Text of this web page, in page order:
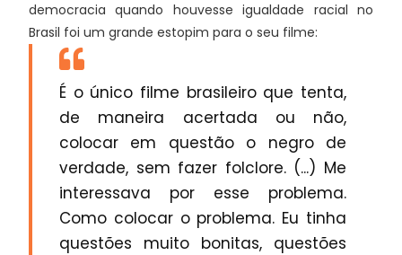
democracia quando houvesse igualdade racial no
Brasil foi um grande estopim para o seu filme:
É o único filme brasileiro que tenta,
de maneira acertada ou não,
colocar em questão o negro de
verdade, sem fazer folclore. (...) Me
interessava por esse problema.
Como colocar o problema. Eu tinha
questões muito bonitas, questões